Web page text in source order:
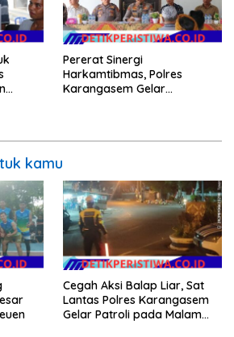
Pererat Sinergi
Harkamtibmas, Polres
Karangasem Gelar
kamu
Cegah Aksi Balap Liar, Sat
Lantas Polres Karangasem
Gelar Patroli pada Malam